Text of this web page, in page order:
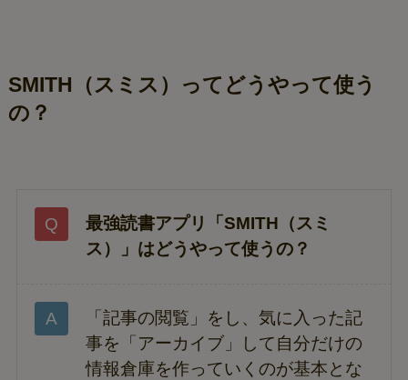
SMITH（スミス）ってどうやって使う
の？
最強読書アプリ「SMITH（スミ
ス）」はどうやって使うの？
「記事の閲覧」をし、気に入った記
事を「アーカイブ」して自分だけの
情報倉庫を作っていくのが基本とな